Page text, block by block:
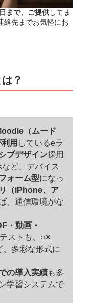
まで、ご提供してま
絡先までお気軽にお
？
（ムード
用 しているeラ
ブデザイン採用
ど、デバイス
ォーム型になっ
（iPhone、ア
、通信環境がな
・動画・
ストも、 ○×
、多彩な形式に
の導入実績も多
学習システムで